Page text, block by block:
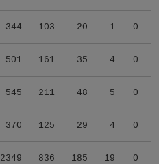
344 103 20 1 0
501 161 35 4 0
545 211 48 5 0
370 125 29 4 0
2349 836 185 19 0